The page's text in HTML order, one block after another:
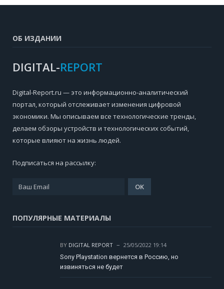
ОБ ИЗДАНИИ
DIGITAL-REPORT
Digital-Report.ru — это информационно-аналитический
портал, который отслеживает изменения цифровой
экономики. Мы описываем все технологические тренды,
делаем обзоры устройств и технологических событий,
которые влияют на жизнь людей.
Подписаться на рассылку:
ПОПУЛЯРНЫЕ МАТЕРИАЛЫ
BY DIGITAL REPORT
25/05/2022 19:14
Sony Playstation вернется в Россию, но
извиняться не будет